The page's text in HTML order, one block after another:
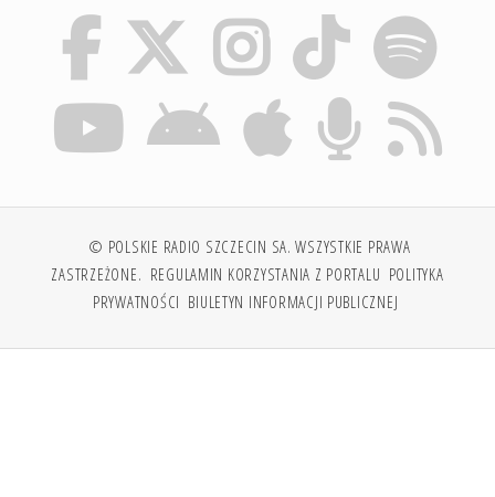
© POLSKIE RADIO SZCZECIN SA. WSZYSTKIE PRAWA
ZASTRZEŻONE. REGULAMIN KORZYSTANIA Z PORTALU POLITYKA
PRYWATNOŚCI BIULETYN INFORMACJI PUBLICZNEJ